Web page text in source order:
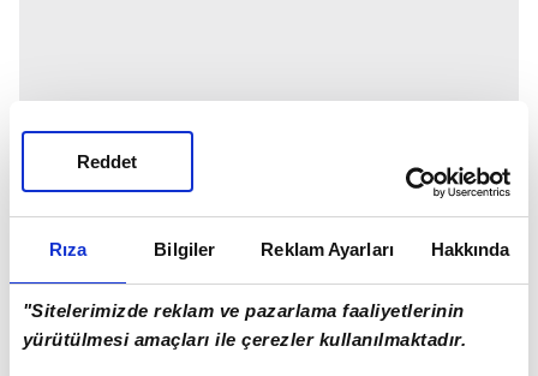
Rıza Bilgiler Reklam Ayarları Hakkında
"Sitelerimizde reklam ve pazarlama faaliyetlerinin
yürütülmesi amaçları ile çerezler kullanılmaktadır.
Reddet